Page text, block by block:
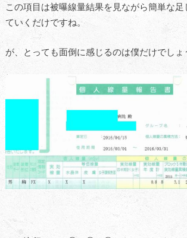
この項目は被曝線量結果を見ながら簡単な足
ていくだけですね。
が、とっても面倒に感じるのは僕だけでし